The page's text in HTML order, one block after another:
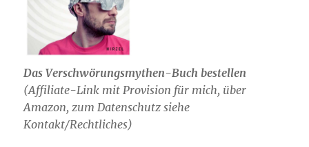
Das Verschwörungsmythen-Buch bestellen
(Affiliate-Link mit Provision für mich, über
Amazon, zum Datenschutz siehe
Kontakt/Rechtliches)